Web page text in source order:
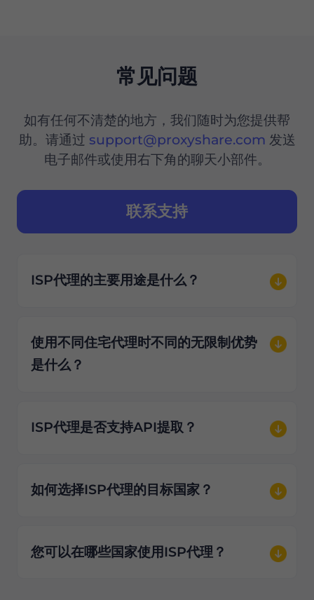
常见问题
如有任何不清楚的地方，我们随时为您提供帮
助。请通过 support@proxyshare.com 发送
电子邮件或使用右下角的聊天小部件。
联系支持
ISP代理的主要用途是什么？
使用不同住宅代理时不同的无限制优势
是什么？
ISP代理是否支持API提取？
如何选择ISP代理的目标国家？
您可以在哪些国家使用ISP代理？